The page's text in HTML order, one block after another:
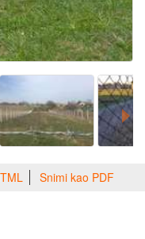
Snimi kao PDF